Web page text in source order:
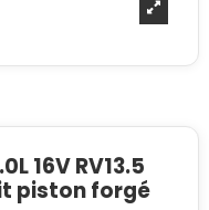
16V RV13.5
piston forgé